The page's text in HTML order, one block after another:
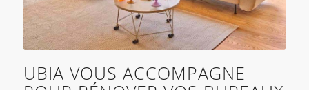
UBIA VOUS ACCOMPAGNE